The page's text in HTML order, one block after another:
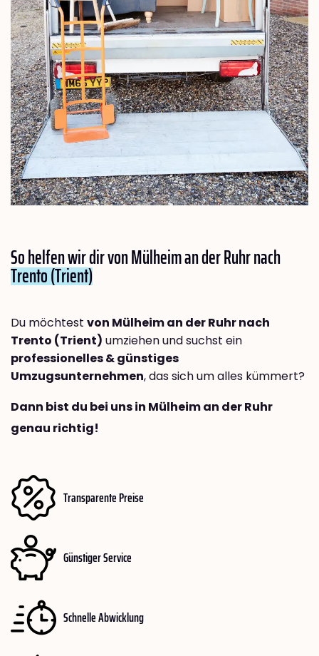
So helfen wir dir von Mülheim an der Ruhr nach
Trento (Trient)
Du möchtest von Mülheim an der Ruhr nach
Trento (Trient) umziehen und suchst ein
professionelles & günstiges
Umzugsunternehmen, das sich um alles kümmert?
Dann bist du bei uns in Mülheim an der Ruhr
genau richtig!
Transparente Preise
Günstiger Service
Schnelle Abwicklung